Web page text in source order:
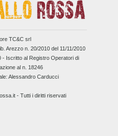
TC&C srl
Arezzo n. 20/2010 del 11/11/2010
- Iscritto al Registro Operatori di
al n. 18246
Alessandro Carducci
- Tutti i diritti riservati